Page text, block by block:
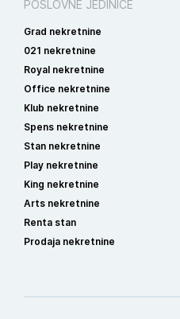
POSLOVNE JEDINICE
Grad nekretnine
021 nekretnine
Royal nekretnine
Office nekretnine
Klub nekretnine
Spens nekretnine
Stan nekretnine
Play nekretnine
King nekretnine
Arts nekretnine
Renta stan
Prodaja nekretnine